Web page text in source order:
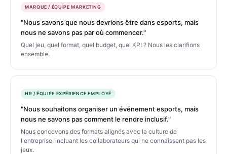
MARQUE / ÉQUIPE MARKETING
"Nous savons que nous devrions être dans esports, mais
nous ne savons pas par où commencer."
Quel jeu, quel format, quel budget, quel KPI ? Nous les clarifions
ensemble.
HR / ÉQUIPE EXPÉRIENCE EMPLOYÉ
"Nous souhaitons organiser un événement esports, mais
nous ne savons pas comment le rendre inclusif."
Nous concevons des formats alignés avec la culture de
l'entreprise, incluant les collaborateurs qui ne connaissent pas les
jeux.